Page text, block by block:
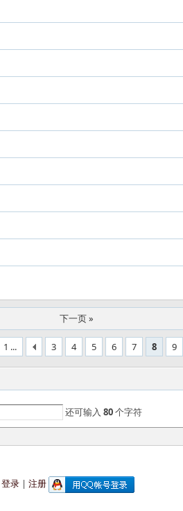
下一页 »
1 ... 3 4 5 6 7 8 9
还可输入 80个字符
登录 | 注册